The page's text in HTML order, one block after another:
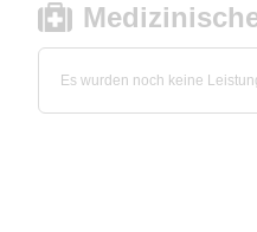
Es wurden noch keine